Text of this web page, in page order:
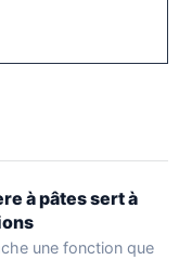
à pâtes sert à
une fonction que